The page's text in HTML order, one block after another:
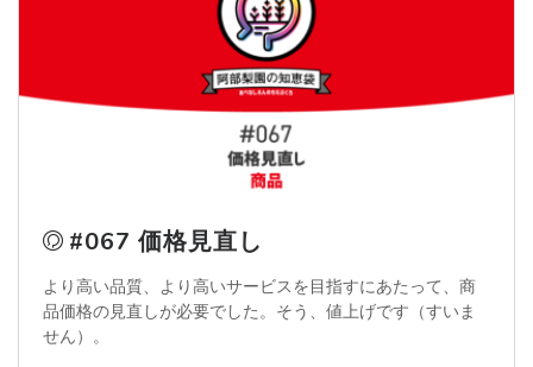
#067 価格見直し
より高い品質、より高いサービスを目指すにあたって、商
品価格の見直しが必要でした。そう、値上げです（すいま
せん）。